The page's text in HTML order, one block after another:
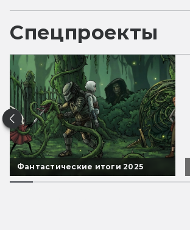
Спецпроекты
Фантастические итоги 2025